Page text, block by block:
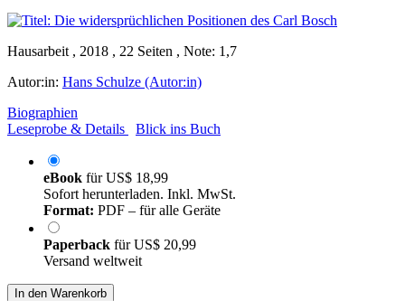
Hausarbeit , 2018 , 22 Seiten , Note: 1,7
Autor:in: Hans Schulze (Autor:in)
Biographien
Leseprobe & Details
Blick ins Buch
eBook fürUS$ 18,99
Sofort herunterladen. Inkl. MwSt.
Format: PDF – für alle Geräte
Paperback fürUS$ 20,99
Versand weltweit
In den Warenkorb